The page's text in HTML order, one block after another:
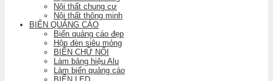
Nội thất chung cư
Nội thất thông minh
BIỂN QUẢNG CÁO
Biển quảng cáo đẹp
Hộp đèn siêu mỏng
BIỂN CHỮ NỔI
Làm bảng hiệu Alu
Làm biển quảng cáo